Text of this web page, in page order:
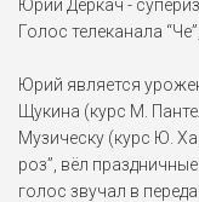
Юрий Деркач -
Голос телеканала
Юрий является
Щукина (курс М.
Музическу (курс Ю.
роз”, вёл
голос звучал в